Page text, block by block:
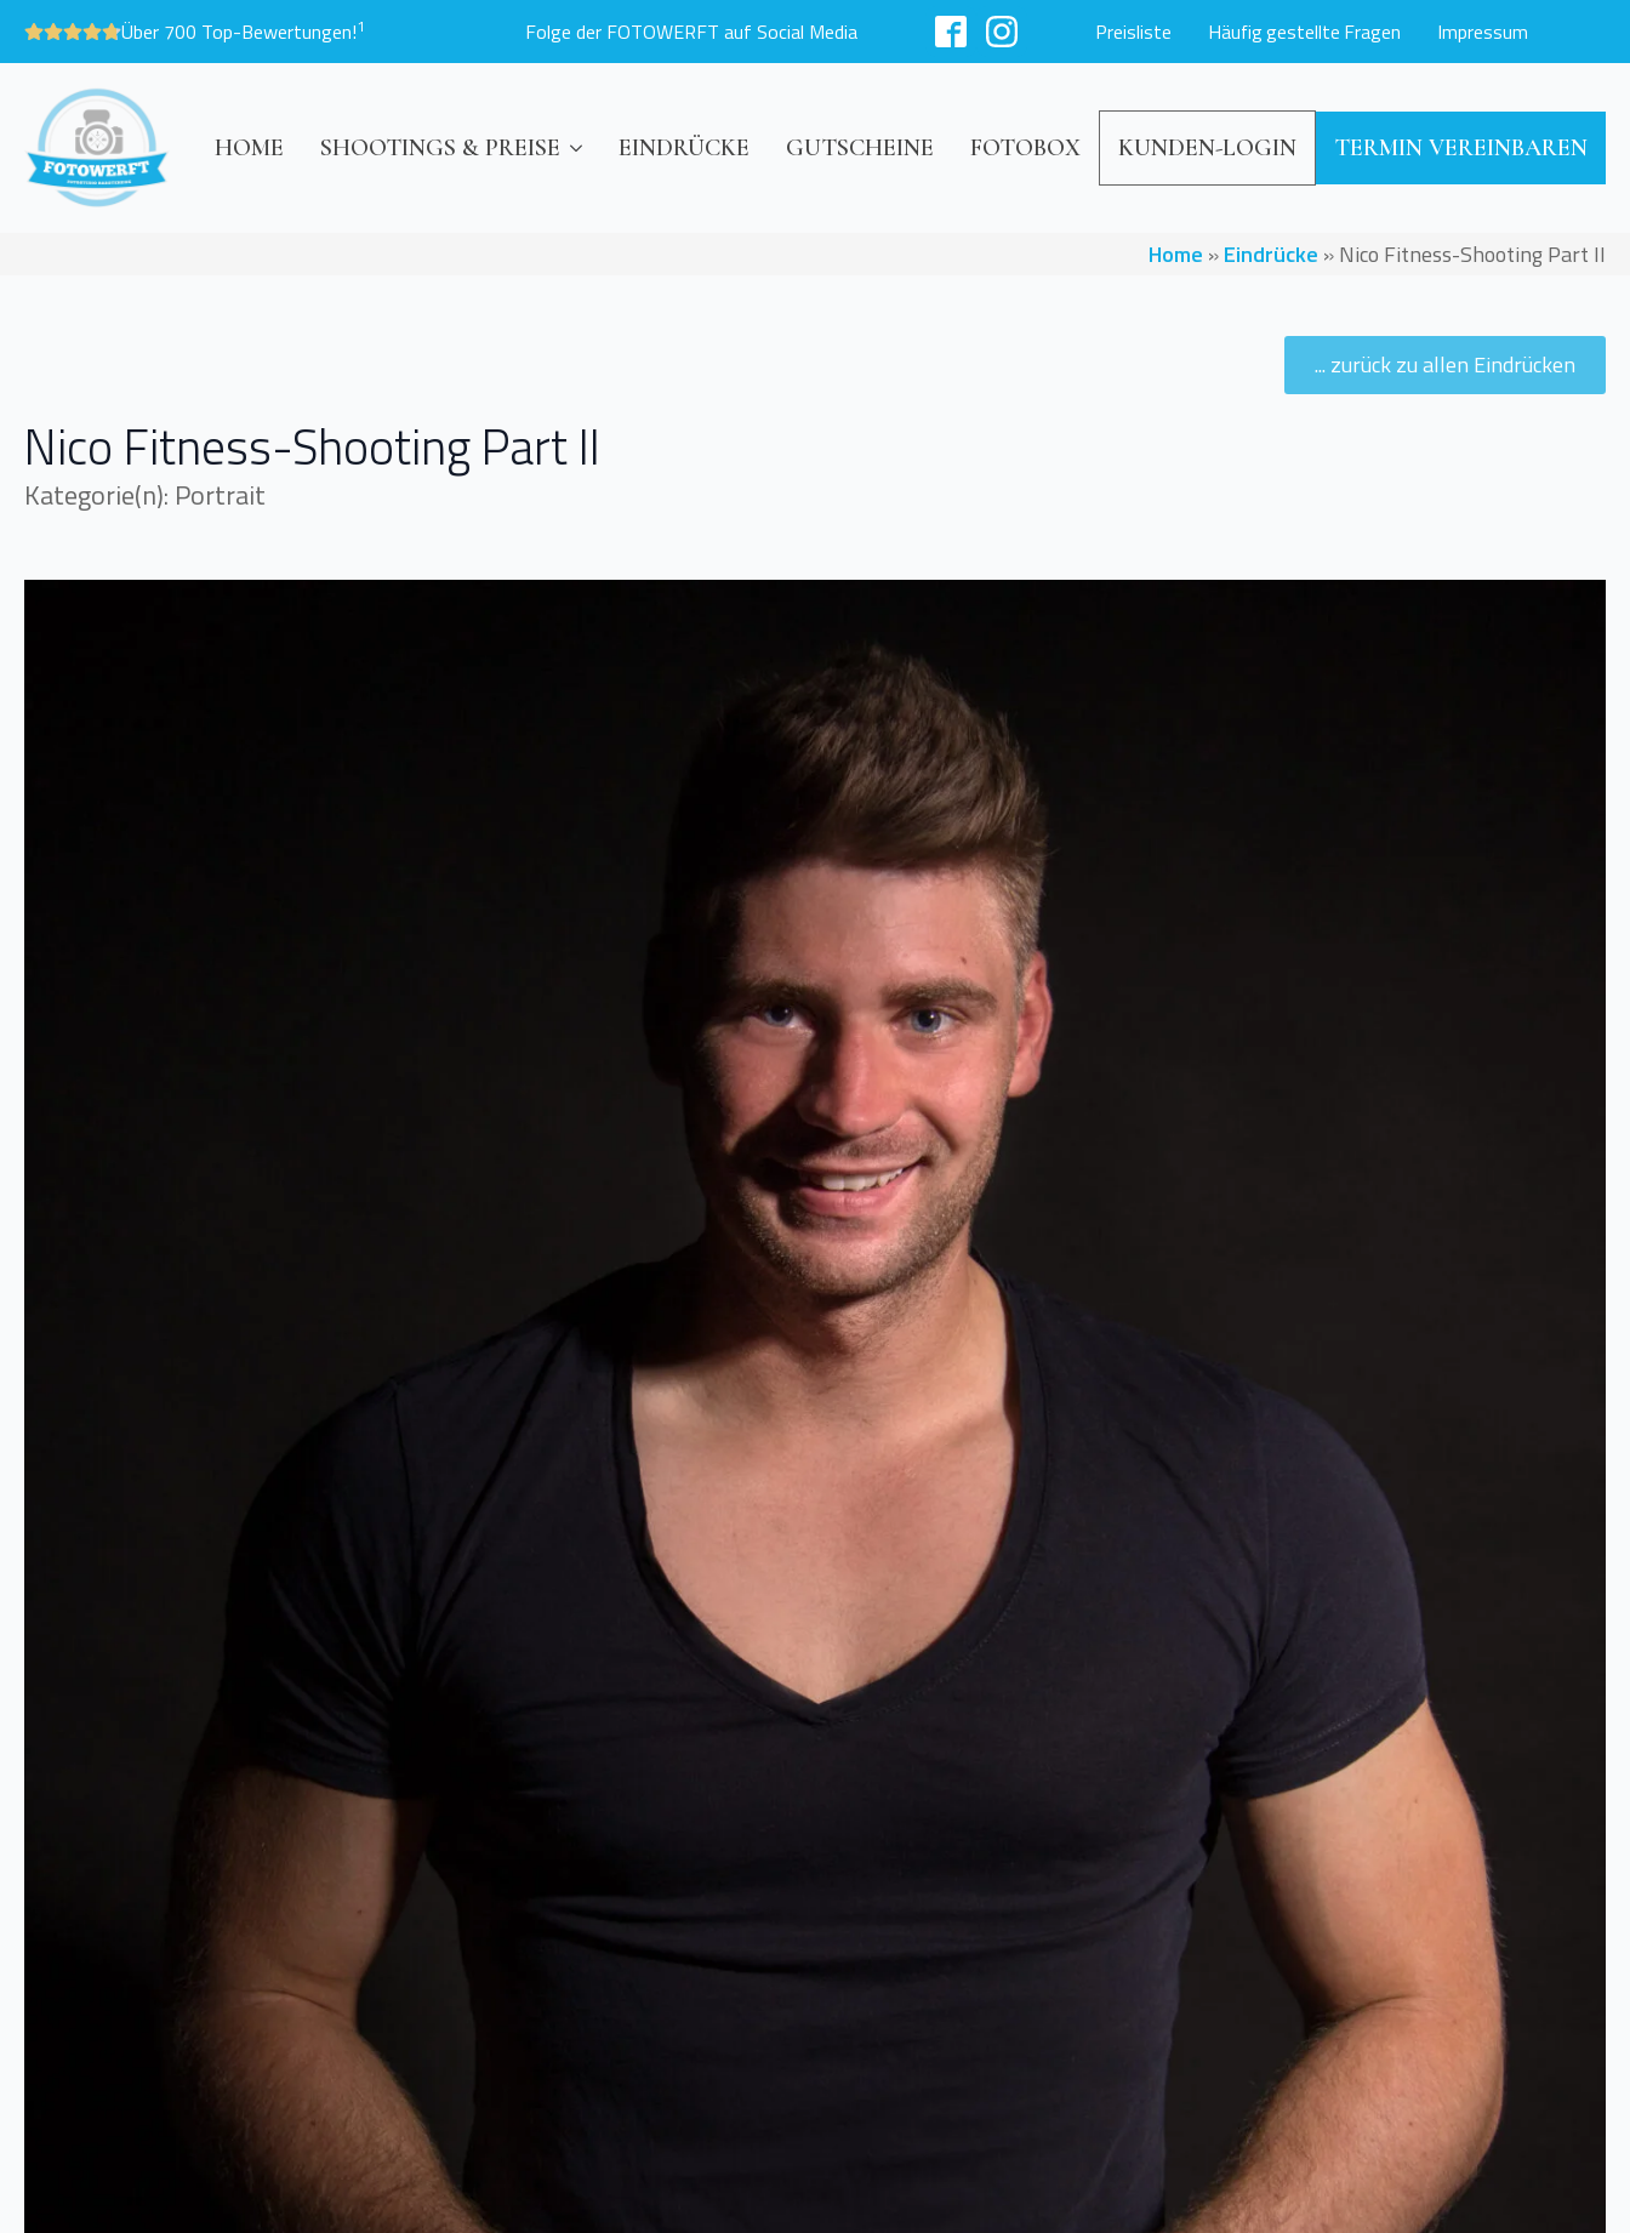
Über 700 Top-Bewertungen!1 Folge der FOTOWERFT auf Social Media Preisliste Häufig gestellte Fragen Impressum
HOME SHOOTINGS & PREISE EINDRÜCKE GUTSCHEINE FOTOBOX KUNDEN-LOGIN TERMIN VEREINBAREN
Home »Eindrücke »Nico Fitness-Shooting Part II
... zurück zu allen Eindrücken
Nico Fitness-Shooting Part II
Kategorie(n): Portrait